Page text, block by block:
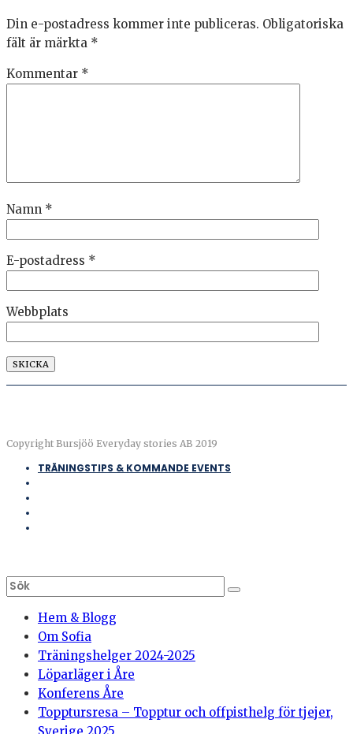
Din e-postadress kommer inte publiceras. Obligatoriska
fält är märkta *
Kommentar *
Namn *
E-postadress *
Webbplats
Copyright Bursjöö Everyday stories AB 2019
TRÄNINGSTIPS & KOMMANDE EVENTS
Hem & Blogg
Om Sofia
Träningshelger 2024-2025
Löparläger i Åre
Konferens Åre
Topptursresa – Topptur och offpisthelg för tjejer,